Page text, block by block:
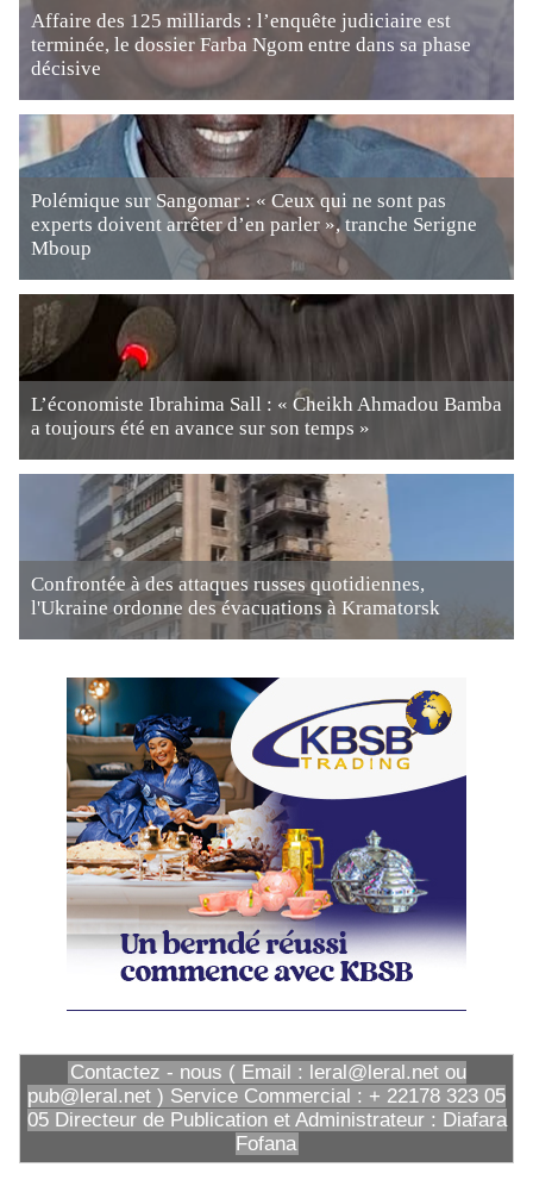
Affaire des 125 milliards : l’enquête judiciaire est
terminée, le dossier Farba Ngom entre dans sa phase
décisive
Polémique sur Sangomar : « Ceux qui ne sont pas
experts doivent arrêter d’en parler », tranche Serigne
Mboup
L’économiste Ibrahima Sall : « Cheikh Ahmadou Bamba
a toujours été en avance sur son temps »
Confrontée à des attaques russes quotidiennes,
l'Ukraine ordonne des évacuations à Kramatorsk
Contactez - nous ( Email : leral@leral.net ou
pub@leral.net ) Service Commercial : + 22178 323 05
05 Directeur de Publication et Administrateur : Diafara
Fofana